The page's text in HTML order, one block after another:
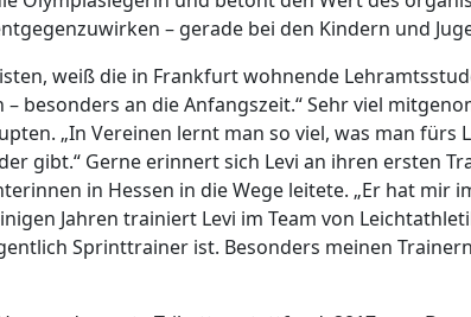
– gerade bei den Kindern und
weiß die in Frankfurt wohnende
besonders an die Anfangszeit.“ Sehr viel
„In Vereinen lernt man so viel, was man
gibt.“ Gerne erinnert sich Levi an ihren ersten
in Hessen in die Wege leitete. „Er hat
Jahren trainiert Levi im Team von
Sprinttrainer ist. Besonders meinen